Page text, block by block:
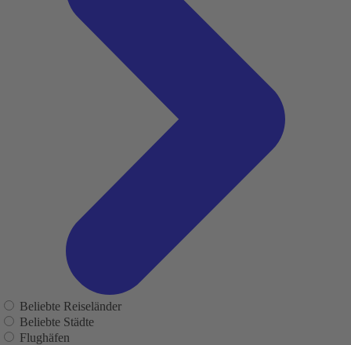
Beliebte Reiseländer
Beliebte Städte
Flughäfen